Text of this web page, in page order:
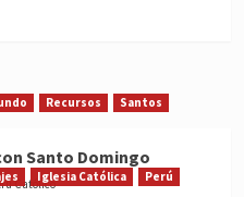
Recursos Santos
Santo Domingo
CatólicoIglesia Católica
Perú